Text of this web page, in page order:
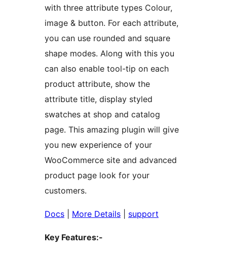
with three attribute types Colour,
image & button. For each attribute,
you can use rounded and square
shape modes. Along with this you
can also enable tool-tip on each
product attribute, show the
attribute title, display styled
swatches at shop and catalog
page. This amazing plugin will give
you new experience of your
WooCommerce site and advanced
product page look for your
customers.
Docs More Details support
Key Features:-